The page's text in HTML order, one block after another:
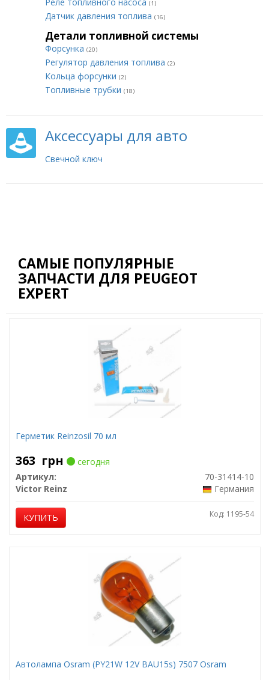
(1)
Датчик давления топлива (16)
Детали топливной системы
Форсунка (20)
Регулятор давления топлива (2)
Кольца форсунки (2)
Топливные трубки (18)
Аксессуары для авто
Свечной ключ
САМЫЕ ПОПУЛЯРНЫЕ
ЗАПЧАСТИ ДЛЯ PEUGEOT
EXPERT
Герметик Reinzosil 70 мл
363 грн
сегодня
Артикул:
70-31414-10
Victor Reinz
Германия
КУПИТЬ Код: 1195-54
Автолампа Osram (PY21W 12V BAU15s) 7507 Osram